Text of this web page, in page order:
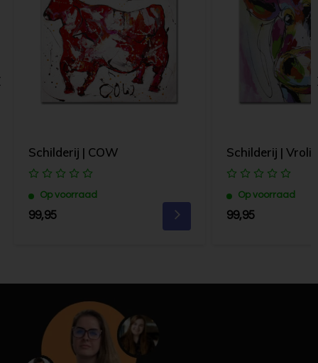
Schilderij | COW
Op voorraad
99,95
Schilderij |
Op voorraad
99,95